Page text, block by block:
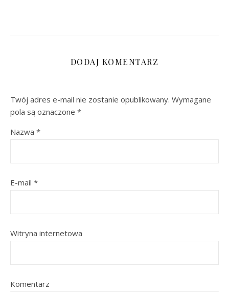
DODAJ KOMENTARZ
Twój adres e-mail nie zostanie opublikowany. Wymagane
pola są oznaczone *
Nazwa *
E-mail *
Witryna internetowa
Komentarz